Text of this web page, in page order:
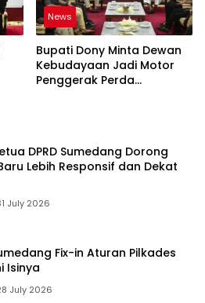
News
Bupati Dony Minta Dewan
Kebudayaan Jadi Motor
Penggerak Perda
DPRD Sumedang Dorong
Lebih Responsif dan Dekat
July 2026
Fix-in Aturan Pilkades
Isinya
July 2026